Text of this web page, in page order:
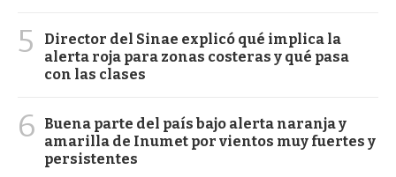
5
Director del Sinae explicó qué implica la
alerta roja para zonas costeras y qué pasa
con las clases
6
Buena parte del país bajo alerta naranja y
amarilla de Inumet por vientos muy fuertes y
persistentes